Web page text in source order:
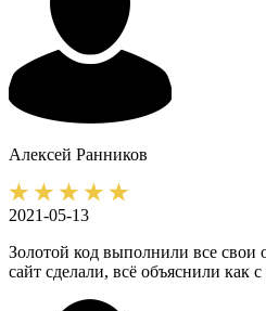
Алексей Ранников
2021-05-13
Золотой код выполнили все свои
сайт сделали, всё объяснили как